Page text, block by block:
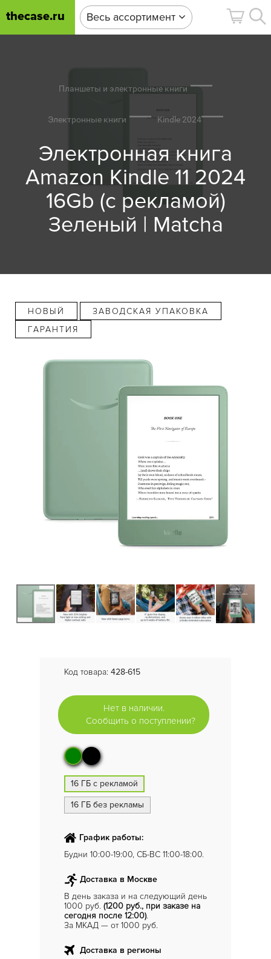
thecase.ru Весь ассортимент
Планшеты и электронные книги
Электронные книги Kindle 2024
Электронная книга
Amazon Kindle 11 2024
16Gb (с рекламой)
Зеленый | Matcha
НОВЫЙ
ЗАВОДСКАЯ УПАКОВКА
ГАРАНТИЯ
Код товара: 428-615
Нет в наличии.
Сообщить о поступлении?
16 ГБ с рекламой
16 ГБ без рекламы
График работы:
Будни 10:00-19:00, СБ-ВС 11:00-18:00.
Доставка в Москве
В день заказа и на следующий день
1000 руб. (1200 руб., при заказе на
сегодня после 12:00).
За МКАД — от 1000 руб.
Доставка в регионы